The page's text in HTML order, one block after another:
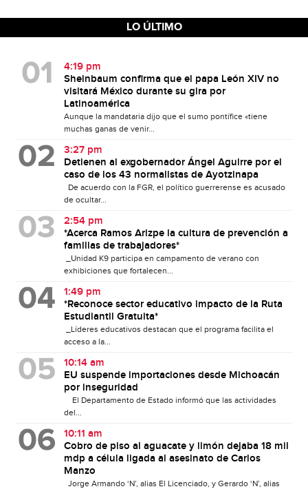
LO ÚLTIMO
4:19 pm
Sheinbaum confirma que el papa León XIV no
visitará México durante su gira por
Latinoamérica
Aunque la mandataria dijo que el sumo pontífice «tiene
muchas ganas de venir...
3:27 pm
Detienen al exgobernador Ángel Aguirre por el
caso de los 43 normalistas de Ayotzinapa
De acuerdo con la FGR, el político guerrerense es acusado
de ocultar...
2:54 pm
*Acerca Ramos Arizpe la cultura de prevención a
familias de trabajadores*
_Unidad K9 participa en campamento de verano con
exhibiciones que fortalecen...
1:49 pm
*Reconoce sector educativo impacto de la Ruta
Estudiantil Gratuita*
_Líderes educativos destacan que el programa facilita el
acceso a la...
10:14 am
EU suspende importaciones desde Michoacán
por inseguridad
El Departamento de Estado informó que las actividades
del...
10:11 am
Cobro de piso al aguacate y limón dejaba 18 mil
mdp a célula ligada al asesinato de Carlos
Manzo
Jorge Armando ‘N’, alias El Licenciado, y Gerardo ‘N’, alias